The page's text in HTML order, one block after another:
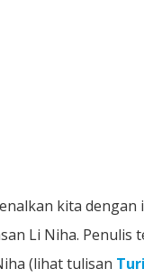
kita
Li Niha. Penulis
(lihat tulisan